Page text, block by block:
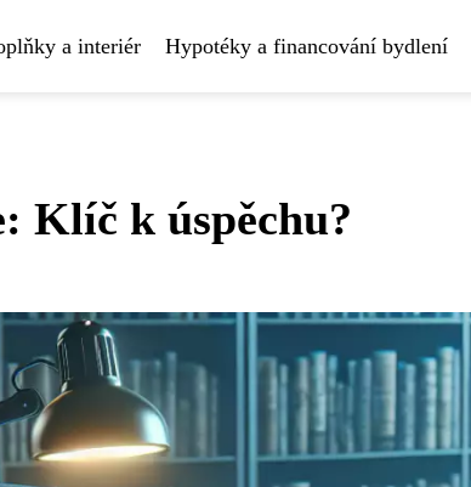
a interiér Hypotéky a financování bydlení
Klíč k úspěchu?